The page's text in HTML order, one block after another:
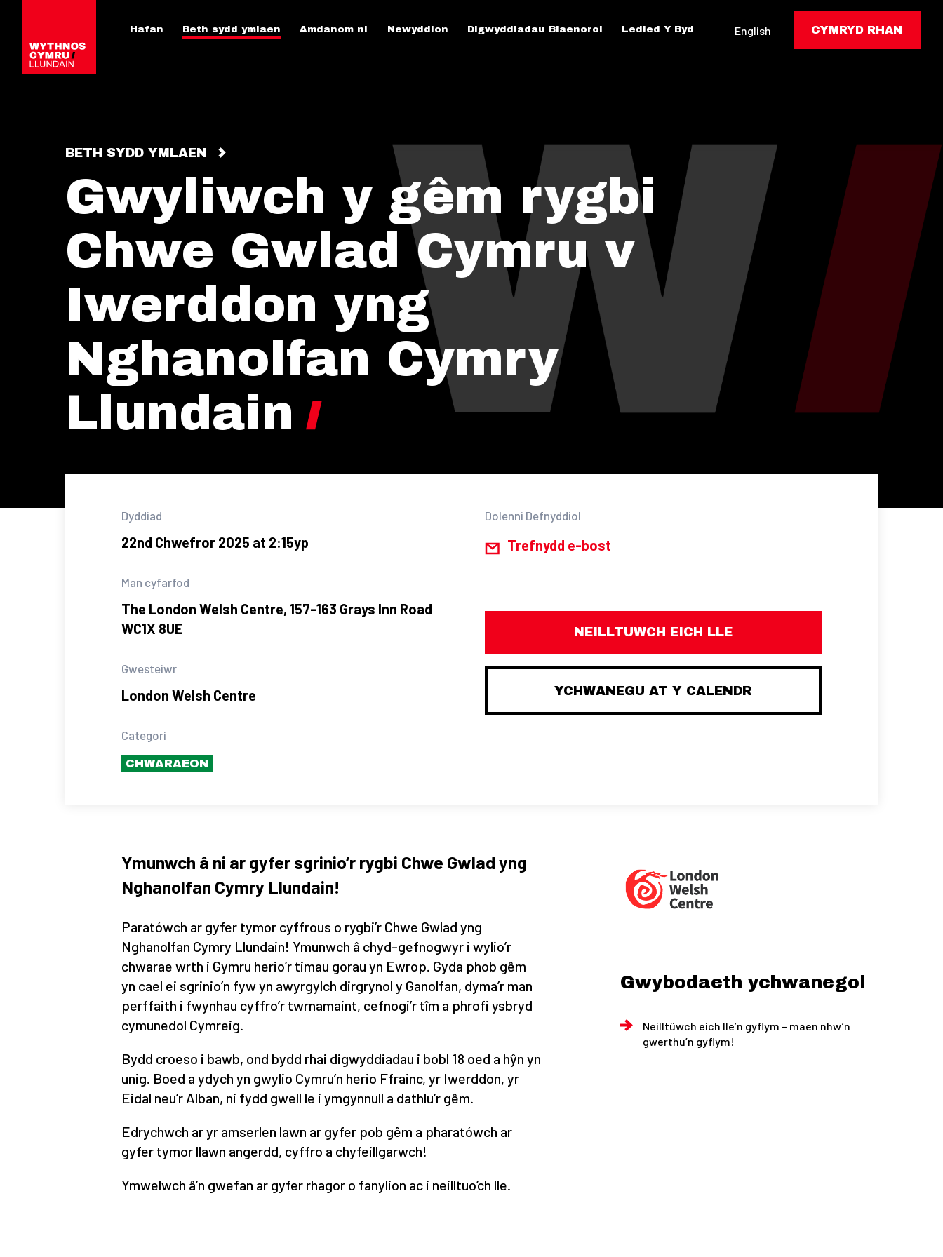
Hafan Beth sydd ymlaen Amdanom ni Newyddion Digwyddiadau Blaenorol Ledled Y Byd English CYMRYD RHAN
BETH SYDD YMLAEN
Gwyliwch y gêm rygbi
Chwe Gwlad Cymru v
Iwerddon yng
Nghanolfan Cymry
Llundain
Dyddiad
22nd Chwefror 2025 at 2:15yp
Man cyfarfod
The London Welsh Centre, 157-163 Grays Inn Road
WC1X 8UE
Gwesteiwr
London Welsh Centre
Categori
CHWARAEON
Dolenni Defnyddiol
Trefnydd e-bost
NEILLTUWCH EICH LLE
YCHWANEGU AT Y CALENDR
Gwybodaeth ychwanegol
Neilltüwch eich lle’n gyflym – maen nhw’n
gwerthu’n gyflym!
Ymunwch â ni ar gyfer sgrinio’r rygbi Chwe Gwlad yng
Nghanolfan Cymry Llundain!
Paratówch ar gyfer tymor cyffrous o rygbi’r Chwe Gwlad yng
Nghanolfan Cymry Llundain! Ymunwch â chyd-gefnogwyr i wylio’r
chwarae wrth i Gymru herio’r timau gorau yn Ewrop. Gyda phob gêm
yn cael ei sgrinio’n fyw yn awyrgylch dirgrynol y Ganolfan, dyma’r man
perffaith i fwynhau cyffro’r twrnamaint, cefnogi’r tîm a phrofi ysbryd
cymunedol Cymreig.
Bydd croeso i bawb, ond bydd rhai digwyddiadau i bobl 18 oed a hŷn yn
unig. Boed a ydych yn gwylio Cymru’n herio Ffrainc, yr Iwerddon, yr
Eidal neu’r Alban, ni fydd gwell le i ymgynnull a dathlu’r gêm.
Edrychwch ar yr amserlen lawn ar gyfer pob gêm a pharatówch ar
gyfer tymor llawn angerdd, cyffro a chyfeillgarwch!
Ymwelwch â’n gwefan ar gyfer rhagor o fanylion ac i neilltuo’ch lle.